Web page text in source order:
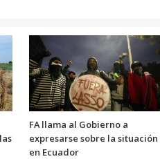
FA llama al Gobierno a
expresarse sobre la situación
en Ecuador